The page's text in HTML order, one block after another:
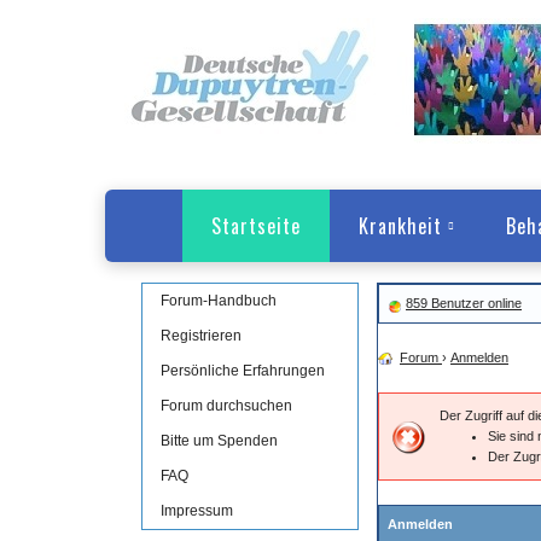
Startseite Krankheit
Forum-Handbuch
Registrieren
Persönliche Erfahrungen
Forum durchsuchen
Bitte um Spenden
FAQ
Impressum
859 Benutzer online
Forum › Anmelden
Der Zugriff auf
Sie sind
Der
Anmelden